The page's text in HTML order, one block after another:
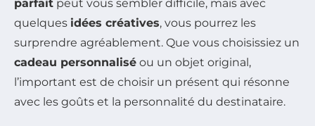
parfait peut vous sembler difficile, mais avec
quelques idées créatives, vous pourrez les
surprendre agréablement. Que vous choisissiez un
cadeau personnalisé ou un objet original,
l’important est de choisir un présent qui résonne
avec les goûts et la personnalité du destinataire.